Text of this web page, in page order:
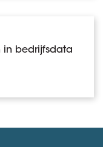
in bedrijfsdata